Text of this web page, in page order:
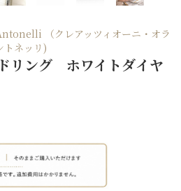
（クレアッツィオーニ・オラ
トネッリ)
リング ホワイトダイヤ